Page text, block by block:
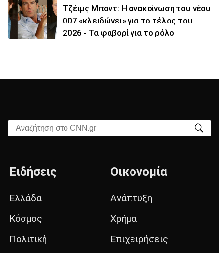
Τζέιμς Μποντ: Η ανακοίνωση του νέου
007 «κλειδώνει» για το τέλος του
2026 - Τα φαβορί για το ρόλο
Αναζήτηση στο CNN.gr
Ειδήσεις
Ελλάδα
Κόσμος
Πολιτική
Οικονομία
Ανάπτυξη
Χρήμα
Επιχειρήσεις